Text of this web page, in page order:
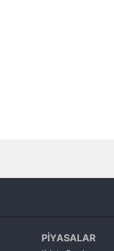
PİYASALAR